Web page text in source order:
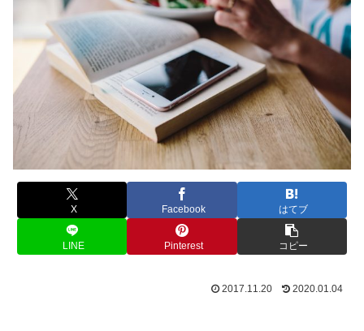
X Facebook はてブ
LINE Pinterest コピー
2017.11.20 2020.01.04